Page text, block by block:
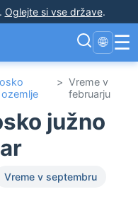
Oglejte si vse države.
🌐 ☰
> Vreme v
februarju
južno
Vreme v septembru